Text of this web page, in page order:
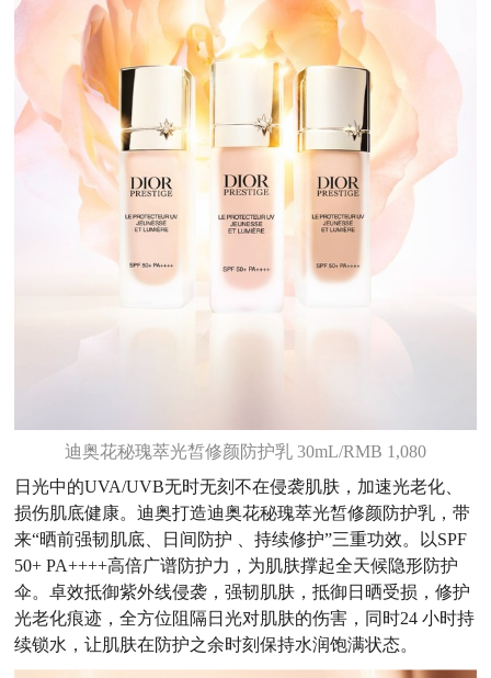
迪奥花秘瑰萃光皙修颜防护乳 30mL/RMB 1,080
日光中的UVA/UVB无时无刻不在侵袭肌肤，加速光老化、
损伤肌底健康。迪奥打造迪奥花秘瑰萃光皙修颜防护乳，带
来“晒前强韧肌底、日间防护 、持续修护”三重功效。以SPF
50+ PA++++高倍广谱防护力，为肌肤撑起全天候隐形防护
伞。卓效抵御紫外线侵袭，强韧肌肤，抵御日晒受损，修护
光老化痕迹，全方位阻隔日光对肌肤的伤害，同时24 小时持
续锁水，让肌肤在防护之余时刻保持水润饱满状态。